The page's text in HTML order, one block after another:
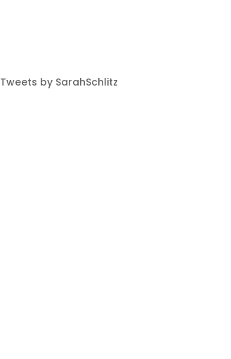
Tweets by SarahSchlitz